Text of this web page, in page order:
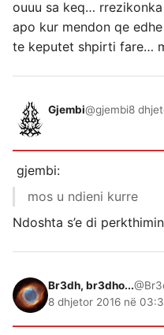
ouuu sa keq…
apo kur mendon qe
te keputet shpirti fare…
Gjembi@gjembi8
gjembi:
mos u ndieni kurre
Ndoshta s’e di
Br3dh, br3dho...
8 dhjetor 2016 në